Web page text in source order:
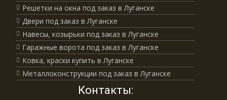
Решетки на окна под заказ в Луганске
Двери под заказ в Луганске
Навесы, козырьки под заказ в Луганске
Гаражные ворота под заказ в Луганске
Ковка, краски купить в Луганске
Металлоконструкции под заказ в Луганске
Контакты: